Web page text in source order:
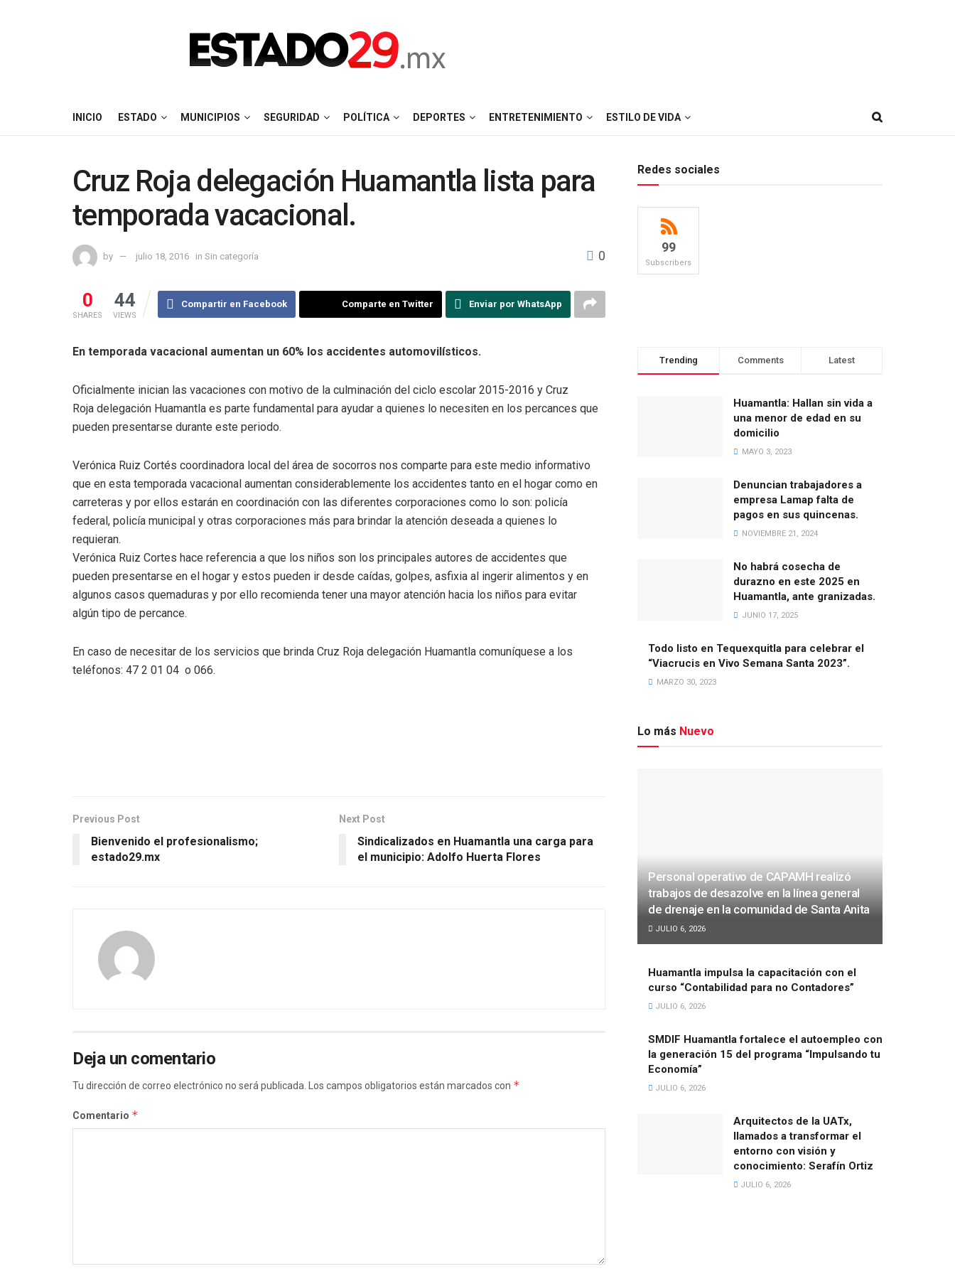
INICIO ESTADO MUNICIPIOS SEGURIDAD POLÍTICA DEPORTES ENTRETENIMIENTO ESTILO DE VIDA
Cruz Roja delegación Huamantla lista para
temporada vacacional.
by julio 18, 2016 in Sin categoría 0
0
SHARES
44
VIEWS
Compartir en Facebook Comparte en Twitter Enviar por WhatsApp
En temporada vacacional aumentan un 60% los accidentes automovilísticos.
Oficialmente inician las vacaciones con motivo de la culminación del ciclo escolar 2015-2016 y Cruz
Roja delegación Huamantla es parte fundamental para ayudar a quienes lo necesiten en los percances que
pueden presentarse durante este periodo.
Verónica Ruiz Cortés coordinadora local del área de socorros nos comparte para este medio informativo
que en esta temporada vacacional aumentan considerablemente los accidentes tanto en el hogar como en
carreteras y por ellos estarán en coordinación con las diferentes corporaciones como lo son: policía
federal, policía municipal y otras corporaciones más para brindar la atención deseada a quienes lo
requieran.
Verónica Ruiz Cortes hace referencia a que los niños son los principales autores de accidentes que
pueden presentarse en el hogar y estos pueden ir desde caídas, golpes, asfixia al ingerir alimentos y en
algunos casos quemaduras y por ello recomienda tener una mayor atención hacia los niños para evitar
algún tipo de percance.
En caso de necesitar de los servicios que brinda Cruz Roja delegación Huamantla comuníquese a los
teléfonos: 47 2 01 04 o 066.
Previous Post
Bienvenido el profesionalismo;
estado29.mx
Next Post
Sindicalizados en Huamantla una carga para
el municipio: Adolfo Huerta Flores
Deja un comentario
Tu dirección de correo electrónico no será publicada. Los campos obligatorios están marcados con *
Comentario *
Redes sociales
99
Subscribers
Trending Comments Latest
Huamantla: Hallan sin vida a
una menor de edad en su
domicilio
MAYO 3, 2023
Denuncian trabajadores a
empresa Lamap falta de
pagos en sus quincenas.
NOVIEMBRE 21, 2024
No habrá cosecha de
durazno en este 2025 en
Huamantla, ante granizadas.
JUNIO 17, 2025
Todo listo en Tequexquitla para celebrar el
“Viacrucis en Vivo Semana Santa 2023”.
MARZO 30, 2023
Lo más Nuevo
Personal operativo de CAPAMH realizó
trabajos de desazolve en la línea general
de drenaje en la comunidad de Santa Anita
JULIO 6, 2026
Huamantla impulsa la capacitación con el
curso “Contabilidad para no Contadores”
JULIO 6, 2026
SMDIF Huamantla fortalece el autoempleo con
la generación 15 del programa “Impulsando tu
Economía”
JULIO 6, 2026
Arquitectos de la UATx,
llamados a transformar el
entorno con visión y
conocimiento: Serafín Ortiz
JULIO 6, 2026